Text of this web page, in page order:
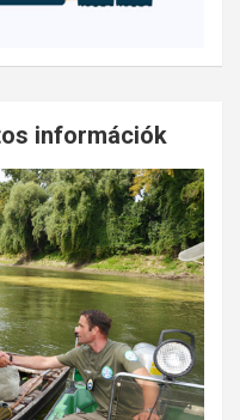
információk